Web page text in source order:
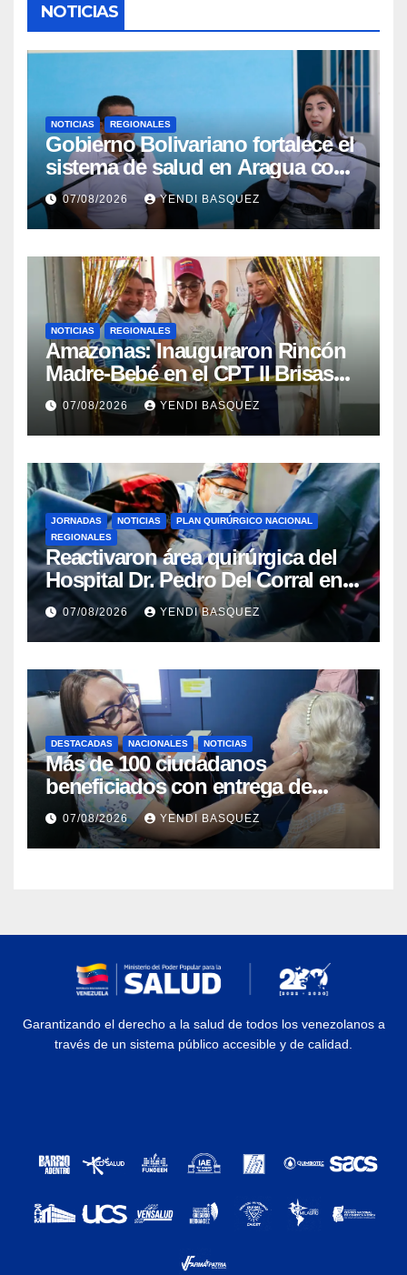
NOTICIAS
NOTICIAS REGIONALES
Gobierno Bolivariano fortalece el
sistema de salud en Aragua con
la reinauguración del CDI La
Mora
07/08/2026 YENDI BASQUEZ
NOTICIAS REGIONALES
​Amazonas: Inauguraron Rincón
Madre-Bebé en el CPT II Brisas
del Aeropuerto ​Inauguraron
Rincón
07/08/2026 YENDI BASQUEZ
JORNADAS NOTICIAS
PLAN QUIRÚRGICO NACIONAL
REGIONALES
Reactivaron área quirúrgica del
Hospital Dr. Pedro Del Corral en
Guárico
07/08/2026 YENDI BASQUEZ
DESTACADAS NACIONALES NOTICIAS
Más de 100 ciudadanos
beneficiados con entrega de
prótesis auditivas en el Centro de
Rehabilitación J.J. Arvelo
07/08/2026 YENDI BASQUEZ
Garantizando el derecho a la salud de todos los venezolanos a
través de un sistema público accesible y de calidad.